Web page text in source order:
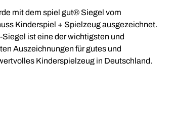
mit dem spiel gut® Siegel vom
Kinderspiel + Spielzeug ausgezeichnet.
Siegel ist eine der wichtigsten und
Auszeichnungen für gutes und
Kinderspielzeug in Deutschland.